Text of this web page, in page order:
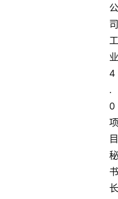
公
司
工
业
4
.
0
项
目
秘
书
长